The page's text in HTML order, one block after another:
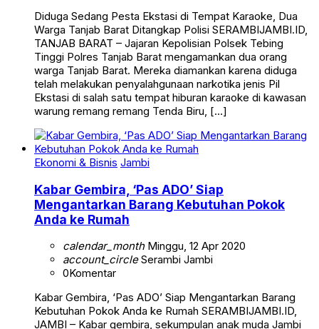
Diduga Sedang Pesta Ekstasi di Tempat Karaoke, Dua
Warga Tanjab Barat Ditangkap Polisi SERAMBIJAMBI.ID,
TANJAB BARAT – Jajaran Kepolisian Polsek Tebing
Tinggi Polres Tanjab Barat mengamankan dua orang
warga Tanjab Barat. Mereka diamankan karena diduga
telah melakukan penyalahgunaan narkotika jenis Pil
Ekstasi di salah satu tempat hiburan karaoke di kawasan
warung remang remang Tenda Biru, […]
Ekonomi & Bisnis Jambi
Kabar Gembira, ‘Pas ADO’ Siap
Mengantarkan Barang Kebutuhan Pokok
Anda ke Rumah
calendar_monthMinggu, 12 Apr 2020
account_circleSerambi Jambi
0Komentar
Kabar Gembira, ‘Pas ADO’ Siap Mengantarkan Barang
Kebutuhan Pokok Anda ke Rumah SERAMBIJAMBI.ID,
JAMBI – Kabar gembira, sekumpulan anak muda Jambi